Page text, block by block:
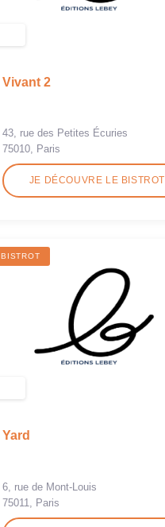
Vivant 2
43, rue des Petites Écuries
75010, Paris
JE DÉCOUVRE LE BISTROT
BISTROT
Yard
6, rue de Mont-Louis
75011, Paris